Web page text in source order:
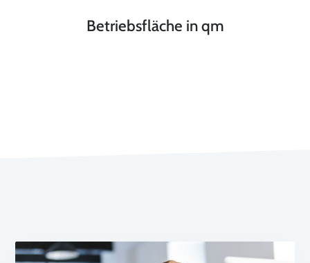
Betriebsfläche in qm